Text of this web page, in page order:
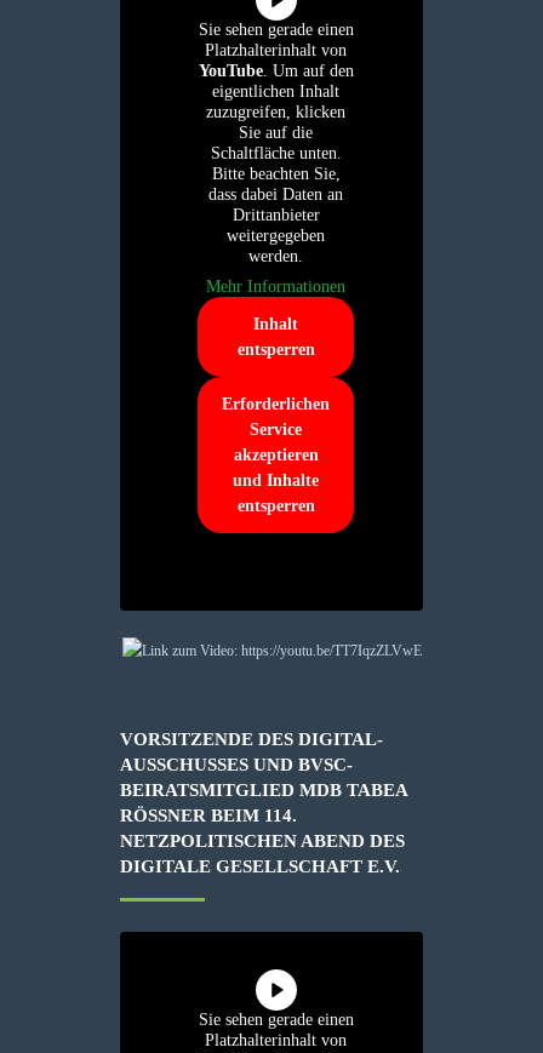
Sie sehen gerade einen
Platzhalterinhalt von
YouTube. Um auf den
eigentlichen Inhalt
zuzugreifen, klicken
Sie auf die
Schaltfläche unten.
Bitte beachten Sie,
dass dabei Daten an
Drittanbieter
weitergegeben
werden.
Mehr Informationen
Inhalt
entsperren
Erforderlichen
Service
akzeptieren
und Inhalte
entsperren
VORSITZENDE DES DIGITAL-
AUSSCHUSSES UND BVSC-
BEIRATSMITGLIED MDB TABEA
RÖSSNER BEIM 114. N
ETZPOLITISCHEN ABEND DES D
IGITALE GESELLSCHAFT E.V.
Sie sehen gerade einen
Platzhalterinhalt von